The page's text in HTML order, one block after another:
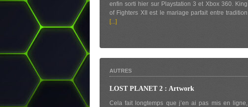
enfin sorti hier sur Playstation 3 et Xbox 360. King
of Fighters XII est le mariage parfait entre tradition
[...]
AUTRES
LOST PLANET 2 : Artwork
Cela fait longtemps que j’en ai pas mis en ligne,